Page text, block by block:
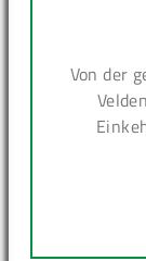
Von der